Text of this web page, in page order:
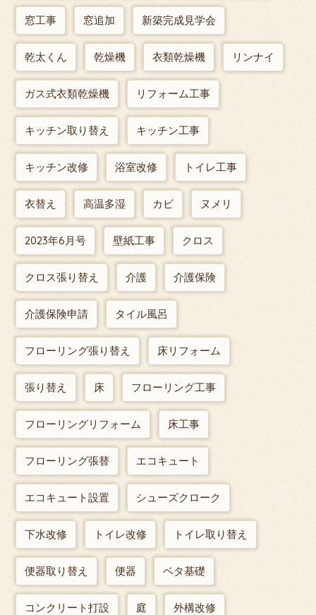
窓工事 窓追加 新築完成見学会
乾太くん 乾燥機 衣類乾燥機 リンナイ
ガス式衣類乾燥機 リフォーム工事
キッチン取り替え キッチン工事
キッチン改修 浴室改修 トイレ工事
衣替え 高温多湿 カビ ヌメリ
2023年6月号 壁紙工事 クロス
クロス張り替え 介護 介護保険
介護保険申請 タイル風呂
フローリング張り替え 床リフォーム
張り替え 床 フローリング工事
フローリングリフォーム 床工事
フローリング張替 エコキュート
エコキュート設置 シューズクローク
下水改修 トイレ改修 トイレ取り替え
便器取り替え 便器 ベタ基礎
コンクリート打設 庭 外構改修